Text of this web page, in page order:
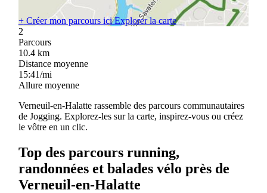
+Créer mon parcours iciExplorer la carte
2
Parcours
10.4 km
Distance moyenne
15:41/mi
Allure moyenne
Verneuil-en-Halatte rassemble des parcours communautaires
de Jogging. Explorez-les sur la carte, inspirez-vous ou créez
le vôtre en un clic.
Top des parcours running,
randonnées et balades vélo près de
Verneuil-en-Halatte